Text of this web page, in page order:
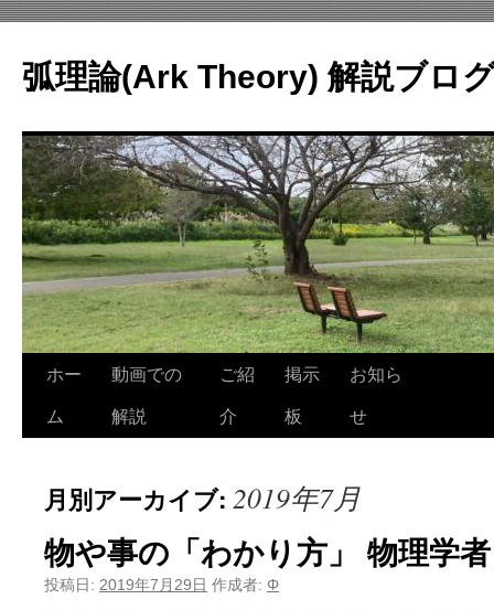
テ
ン
へ
ス
キ
ッ
プ
弧理論(Ark Theory) 解説ブロ
ホー
ム
動画での
解説
ご紹
介
掲示
板
お知ら
せ
月別アーカイブ: 2019年7月
物や事の「わかり方」 物理学
投稿日: 2019年7月29日 作成者: Φ